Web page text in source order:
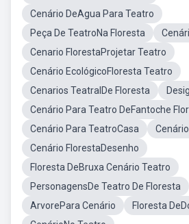
Cenário DeAgua Para Teatro
Peça De TeatroNa Floresta
Cenario FlorestaProjetar Teatro
Cenário EcológicoFloresta Teatro
Cenarios TeatralDe Floresta
Cenário Para Teatro DeFantoche
Cenário Para TeatroCasa
Cenário FlorestaDesenho
Floresta DeBruxa Cenário Teatro
PersonagensDe Teatro De Floresta
ArvorePara Cenário
Floresta